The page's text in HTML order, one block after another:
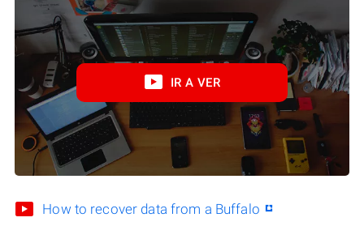
IR A VER
How to recover data from a Buffalo